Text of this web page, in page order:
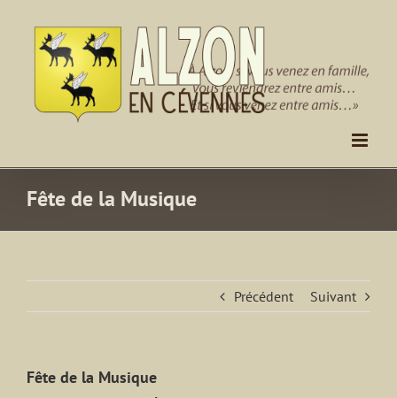
contenu
Fête de la Musique
Précédent Suivant
Fête de la Musique